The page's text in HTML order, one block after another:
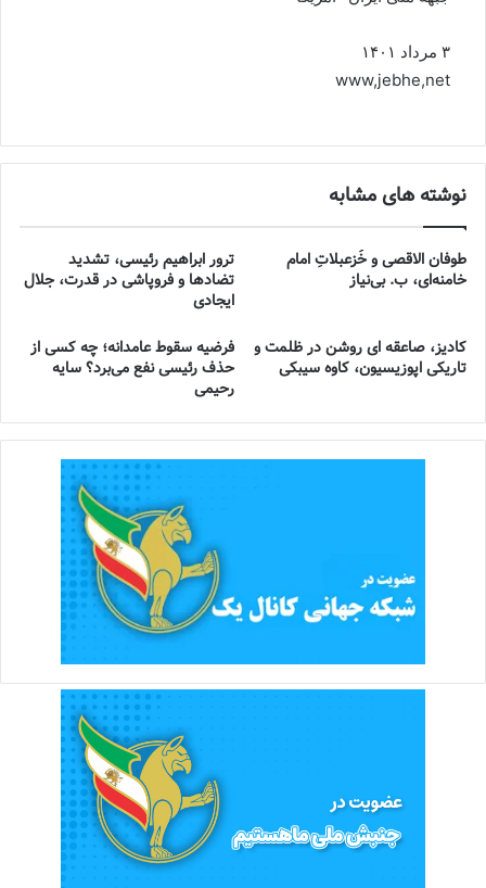
۳ مرداد ۱۴۰۱
www,jebhe,net
نوشته های مشابه
طوفان الاقصی و خُزعبلاتِ امام
خامنه‌ای، ب. بی‌نیاز
ترور ابراهیم رئیسی، تشدید
تضادها و فروپاشی در قدرت، جلال
ایجادی
کادیز، صاعقه ای روشن در ظلمت و
تاریکی اپوزیسیون، کاوه سیبکی
فرضیه سقوط عامدانه؛ چه کسی از
حذف رئیسی نفع می‌برد؟ سایه
رحیمی